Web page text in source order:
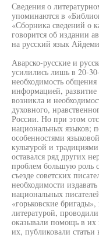
Сведения о
упоминаются в
«Сборника сведений о
говорится об издании
на русский язык
Аварско-русские и
усилились лишь в 20-
необходимость
информацией,
возникла и
духовного,
России. Но при этом
национальных языков;
особенностями
культурой и
оставался ряд других
проблем большую роль
съезде советских
необходимости
национальных
«горьковские
литературой,
оказывали помощь в их
их, публиковали статьи